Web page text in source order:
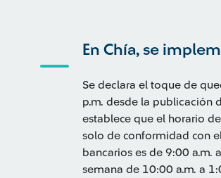
En Chía, se
Se declara el toque de
p.m. desde la publicación
establece que el horario
solo de conformidad con
bancarios es de 9:00 a.m.
semana de 10:00 a.m. a